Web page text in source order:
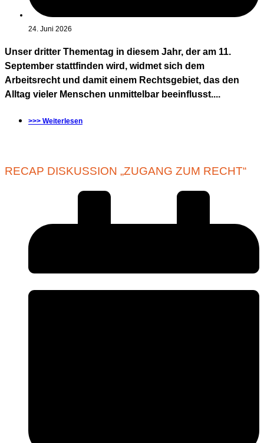
24. Juni 2026
Unser dritter Thementag in diesem Jahr, der am 11.
September stattfinden wird, widmet sich dem
Arbeitsrecht und damit einem Rechtsgebiet, das den
Alltag vieler Menschen unmittelbar beeinflusst....
>>> Weiterlesen
RECAP DISKUSSION „ZUGANG ZUM RECHT“